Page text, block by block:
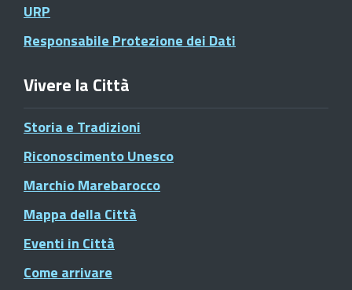
URP
Responsabile Protezione dei Dati
Vivere la Città
Storia e Tradizioni
Riconoscimento Unesco
Marchio Marebarocco
Mappa della Città
Eventi in Città
Come arrivare